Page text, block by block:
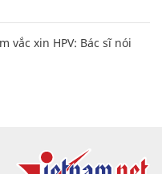
vắc xin HPV: Bác sĩ nói